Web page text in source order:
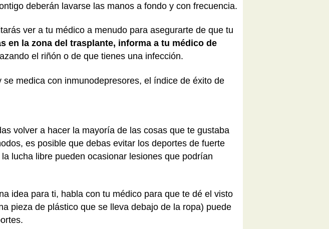
deberán lavarse las manos a fondo y con frecuencia.
ver a tu médico a menudo para asegurarte de que tu
en la zona del trasplante, informa a tu médico de
el riñón o de que tienes una infección.
medica con inmunodepresores, el índice de éxito de
volver a hacer la mayoría de las cosas que te gustaba
es posible que debas evitar los deportes de fuerte
lucha libre pueden ocasionar lesiones que podrían
idea para ti, habla con tu médico para que te dé el visto
pieza de plástico que se lleva debajo de la ropa) puede